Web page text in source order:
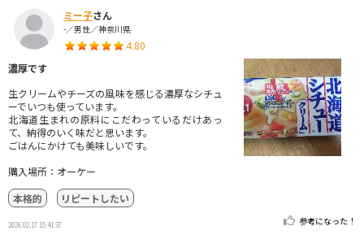
ミー子さん
-／男性／神奈川県
4.80
濃厚です
生クリームやチーズの風味を感じる濃厚なシチュ
ーでいつも使っています。
北海道生まれの原料にこだわっているだけあっ
て、納得のいく味だと思います。
ごはんにかけても美味しいです。
購入場所：オーケー
本格的
リピートしたい
2026.02.17 15:41:37 参考になった！